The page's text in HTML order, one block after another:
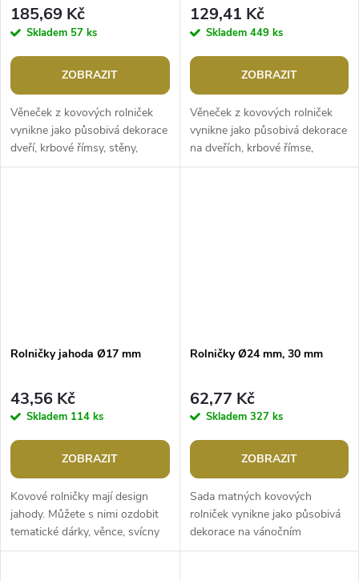
185,69 Kč
Skladem 57 ks
ZOBRAZIT
Věneček z kovových rolniček
vynikne jako působivá dekorace
dveří, krbové římsy, stěny,
zakomponovaný na sváteční
129,41 Kč
Skladem 449 ks
ZOBRAZIT
Věneček z kovových rolniček
vynikne jako působivá dekorace
na dveřích, krbové římse,
zakomponovaný na sváteční
Rolničky jahoda Ø17 mm
43,56 Kč
Skladem 114 ks
ZOBRAZIT
Kovové rolničky mají design
jahody. Můžete s nimi ozdobit
tematické dárky, věnce, svícny
apod. Nahoře mají otvor na
Rolničky Ø24 mm, 30 mm
62,77 Kč
Skladem 327 ks
ZOBRAZIT
Sada matných kovových
rolniček vynikne jako působivá
dekorace na vánočním
stromečku, věnci, dveřích apod.